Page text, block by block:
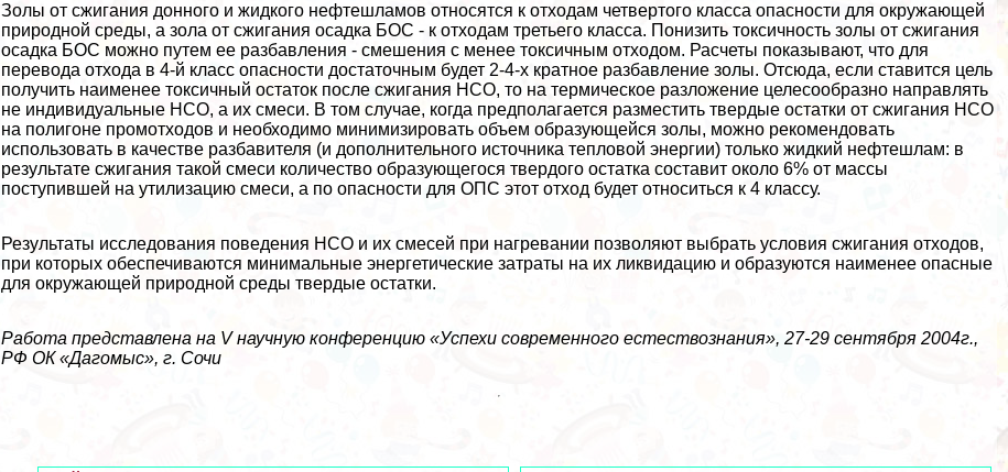
Золы от сжигания донного и жидкого нефтешламов относятся к отходам четвертого класса опасности для окружающей
природной среды, а зола от сжигания осадка БОС - к отходам третьего класса. Понизить токсичность золы от сжигания
осадка БОС можно путем ее разбавления - смешения с менее токсичным отходом. Расчеты показывают, что для
перевода отхода в 4-й класс опасности достаточным будет 2-4-х кратное разбавление золы. Отсюда, если ставится цель
получить наименее токсичный остаток после сжигания НСО, то на термическое разложение целесообразно направлять
не индивидуальные НСО, а их смеси. В том случае, когда предполагается разместить твердые остатки от сжигания НСО
на полигоне промотходов и необходимо минимизировать объем образующейся золы, можно рекомендовать
использовать в качестве разбавителя (и дополнительного источника тепловой энергии) только жидкий нефтешлам: в
результате сжигания такой смеси количество образующегося твердого остатка составит около 6% от массы
поступившей на утилизацию смеси, а по опасности для ОПС этот отход будет относиться к 4 классу.
Результаты исследования поведения НСО и их смесей при нагревании позволяют выбрать условия сжигания отходов,
при которых обеспечиваются минимальные энергетические затраты на их ликвидацию и образуются наименее опасные
для окружающей природной среды твердые остатки.
Работа представлена на V научную конференцию «Успехи современного естествознания», 27-29 сентября 2004г.,
РФ ОК «Дагомыс», г. Сочи